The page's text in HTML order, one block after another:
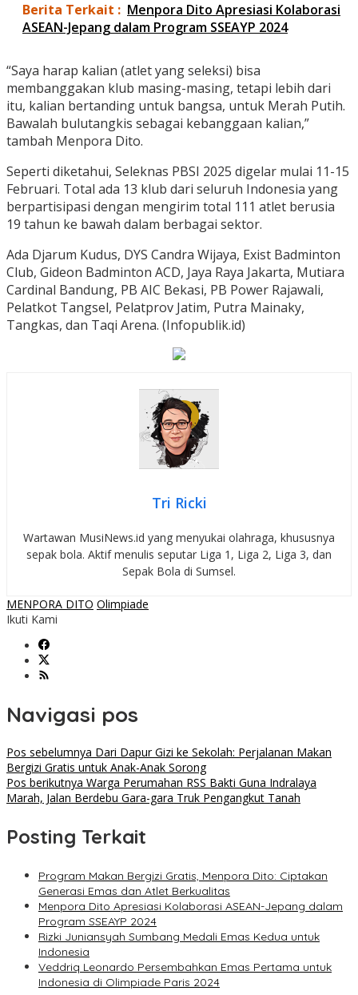
Berita Terkait : Menpora Dito Apresiasi Kolaborasi
ASEAN-Jepang dalam Program SSEAYP 2024
“Saya harap kalian (atlet yang seleksi) bisa
membanggakan klub masing-masing, tetapi lebih dari
itu, kalian bertanding untuk bangsa, untuk Merah Putih.
Bawalah bulutangkis sebagai kebanggaan kalian,”
tambah Menpora Dito.
Seperti diketahui, Seleknas PBSI 2025 digelar mulai 11-15
Februari. Total ada 13 klub dari seluruh Indonesia yang
berpartisipasi dengan mengirim total 111 atlet berusia
19 tahun ke bawah dalam berbagai sektor.
Ada Djarum Kudus, DYS Candra Wijaya, Exist Badminton
Club, Gideon Badminton ACD, Jaya Raya Jakarta, Mutiara
Cardinal Bandung, PB AIC Bekasi, PB Power Rajawali,
Pelatkot Tangsel, Pelatprov Jatim, Putra Mainaky,
Tangkas, dan Taqi Arena. (Infopublik.id)
Tri Ricki
Wartawan MusiNews.id yang menyukai olahraga, khususnya
sepak bola. Aktif menulis seputar Liga 1, Liga 2, Liga 3, dan
Sepak Bola di Sumsel.
MENPORA DITO Olimpiade
Ikuti Kami
Navigasi pos
Pos sebelumnya Dari Dapur Gizi ke Sekolah: Perjalanan Makan
Bergizi Gratis untuk Anak-Anak Sorong
Pos berikutnya Warga Perumahan RSS Bakti Guna Indralaya
Marah, Jalan Berdebu Gara-gara Truk Pengangkut Tanah
Posting Terkait
Program Makan Bergizi Gratis, Menpora Dito: Ciptakan
Generasi Emas dan Atlet Berkualitas
Menpora Dito Apresiasi Kolaborasi ASEAN-Jepang dalam
Program SSEAYP 2024
Rizki Juniansyah Sumbang Medali Emas Kedua untuk
Indonesia
Veddriq Leonardo Persembahkan Emas Pertama untuk
Indonesia di Olimpiade Paris 2024